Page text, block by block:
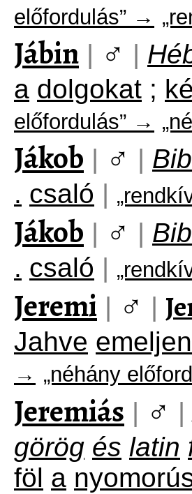
előfordulás” →
Jábin | ♂ |
a dolgokat ;
előfordulás” →
Jákob | ♂ |
. csaló |
Jákob | ♂ |
. csaló |
Jeremi | ♂ |
Jahve emeljen
→ „néhány
Jeremiás | ♂ |
görög és latin
föl a